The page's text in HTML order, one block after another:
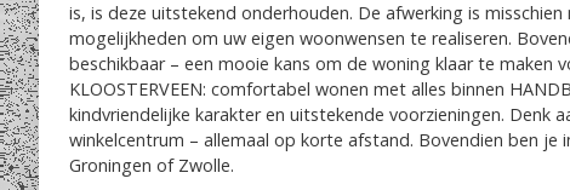
is, is deze uitstekend onderhouden. De afwerking is
mogelijkheden om uw eigen woonwensen te realiseren.
beschikbaar – een mooie kans om de woning klaar te maken
KLOOSTERVEEN: comfortabel wonen met alles binnen
kindvriendelijke karakter en uitstekende voorzieningen. Denk
winkelcentrum – allemaal op korte afstand. Bovendien ben
Groningen of Zwolle.